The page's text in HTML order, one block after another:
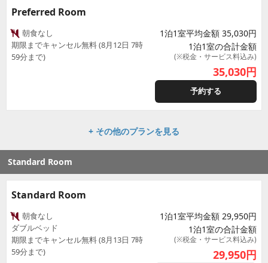
Preferred Room
朝食なし
期限までキャンセル無料 (8月12日 7時
59分まで)
1泊1室平均金額 35,030円
1泊1室の合計金額
(※税金・サービス料込み)
35,030円
予約する
+ その他のプランを見る
Standard Room
Standard Room
朝食なし
ダブルベッド
期限までキャンセル無料 (8月13日 7時
59分まで)
1泊1室平均金額 29,950円
1泊1室の合計金額
(※税金・サービス料込み)
29,950円